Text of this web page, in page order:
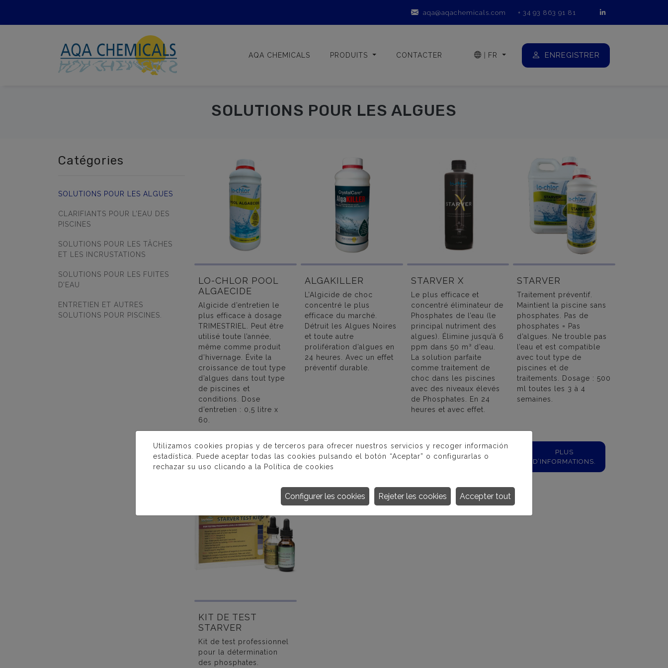
aqa@aqachemicals.com + 34 93 863 91 81
AQA CHEMICALS PRODUITS CONTACTER FR ENREGISTRER
SOLUTIONS POUR LES ALGUES
Catégories
SOLUTIONS POUR LES ALGUES
CLARIFIANTS POUR L’EAU DES
PISCINES
SOLUTIONS POUR LES TÂCHES
ET LES INCRUSTATIONS
SOLUTIONS POUR LES FUITES
D’EAU
ENTRETIEN ET AUTRES
SOLUTIONS POUR PISCINES.
LO-CHLOR POOL
ALGAECIDE
Algicide d’entretien le
plus efficace à dosage
TRIMESTRIEL. Peut être
utilisé toute l’année,
même comme produit
d’hivernage. Évite la
croissance de tout type
d’algues dans tout type
de piscines et
conditions. Dose
d’entretien : 0,5 litre x
60.
PLUS
D’INFORMATIONS.
ALGAKILLER
L’Algicide de choc
concentré le plus
efficace du marché.
Détruit les Algues Noires
et toute autre
prolifération d’algues en
24 heures. Avec un effet
préventif durable.
PLUS
STARVER X
Le plus efficace et
concentré éliminateur de
Phosphates de l’eau (le
principal nutriment des
algues). Élimine jusqu’à 6
ppm dans 50 m³ d’eau.
La solution parfaite
comme traitement de
choc dans les piscines
avec des niveaux élevés
de Phosphates. En 24
heures et avec effet.
PLUS
D’INFORMATIONS.
STARVER
Traitement préventif.
Maintient la piscine sans
phosphates. Pas de
phosphates = Pas
d’algues. Ne trouble pas
l’eau et est compatible
avec tout type de
piscines et de
traitements. Dosage : 500
ml toutes les 3 à 4
semaines.
PLUS
D’INFORMATIONS.
KIT DE TEST
STARVER
Kit de test professionnel
pour la détermination
des phosphates.
Utilizamos cookies propias y de terceros para ofrecer nuestros servicios y recoger información
estadística. Puede aceptar todas las cookies pulsando el botón “Aceptar” o configurarlas o
rechazar su uso clicando a la Política de cookies
Accepter tout
Rejeter les cookies
Configurer les cookies